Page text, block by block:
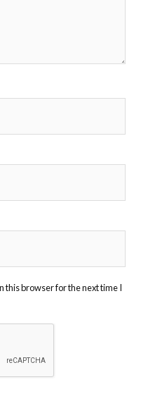
this browser for the next time I